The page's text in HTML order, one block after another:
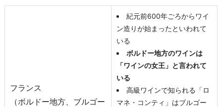
フランス
（ボルドー地方、ブルゴー
紀元前600年ごろからワイ
ン造りが始まったといわれて
いる
ボルドー地方のワインは
「ワインの女王」と言われて
いる
高級ワインで知られる「ロ
マネ・コンティ」はブルゴー